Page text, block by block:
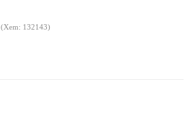
(Xem: 132143)